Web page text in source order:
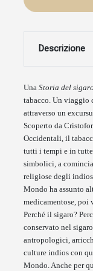
Descrizione
Una Storia del sigaro
tabacco. Un viaggio
attraverso un
Scoperto da
Occidentali, il
tutti i tempi e in
simbolici, a
religiose degli
Mondo ha assunto
medicamentose, poi
Perché il sigaro?
conservato nel
antropologici,
culture indios con
Mondo. Anche per